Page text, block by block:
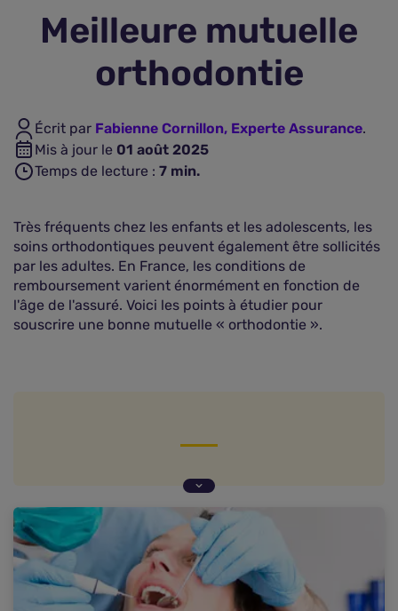
Assurance vie
Plus d'assurances
Meilleure mutuelle
orthodontie
Écrit par Fabienne Cornillon, Experte Assurance.
Mis à jour le 01 août 2025
Temps de lecture : 7 min.
Très fréquents chez les enfants et les adolescents, les
soins orthodontiques peuvent également être sollicités
par les adultes. En France, les conditions de
remboursement varient énormément en fonction de
l'âge de l'assuré. Voici les points à étudier pour
souscrire une bonne mutuelle « orthodontie ».
Qu'est-ce que l'orthodontie ?
Quel remboursement de de l'orthodontie par la
Sécurité sociale ?
Simulation de remboursement mutuelle
orthodontie